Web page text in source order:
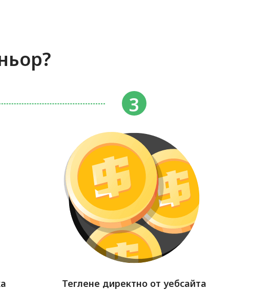
Теглене директно от уебсайта